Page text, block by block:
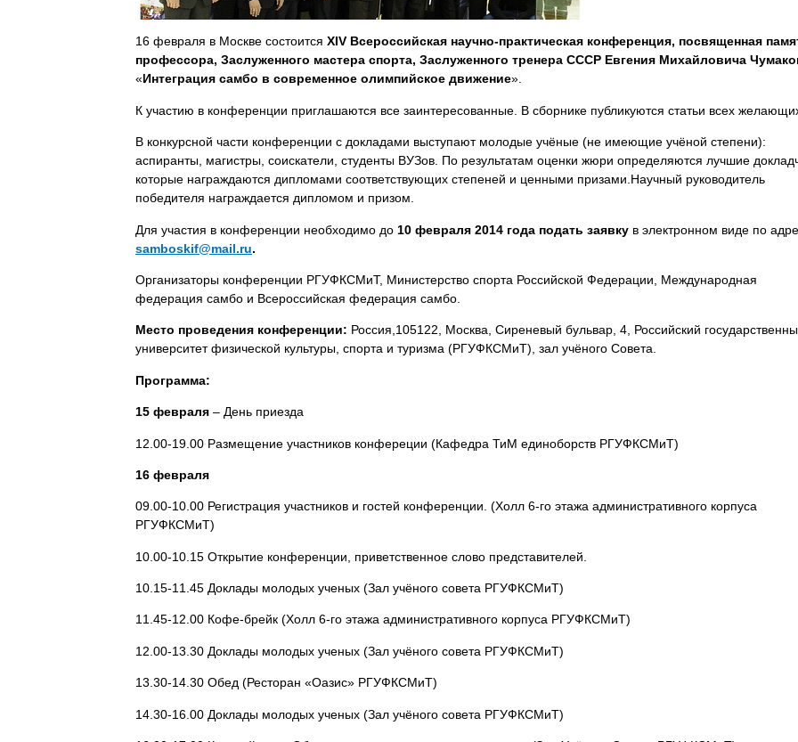
16 февраля в Москве состоится XIV Всероссийская научно-практическая конференция, посвященная
профессора, Заслуженного мастера спорта, Заслуженного тренера СССР Евгения Михайловича
«Интеграция самбо в современное олимпийское движение».
К участию в конференции приглашаются все заинтересованные. В сборнике публикуются статьи всех
В конкурсной части конференции с докладами выступают молодые учёные (не имеющие учёной степени):
аспиранты, магистры, соискатели, студенты ВУЗов. По результатам оценки жюри определяются лучшие
которые награждаются дипломами соответствующих степеней и ценными призами. Научный руководитель
победителя награждается дипломом и призом.
Для участия в конференции необходимо до 10 февраля 2014 года подать заявку в электронном виде по
samboskif@mail.ru.
Организаторы конференции РГУФКСМиТ, Министерство спорта Российской Федерации,
Международная
федерация самбо и Всероссийская федерация самбо.
Место проведения конференции: Россия,105122, Москва, Сиреневый бульвар, 4, Российский
университет физической культуры, спорта и туризма (РГУФКСМиТ), зал учёного Совета.
Программа:
15 февраля – День приезда
12.00-19.00 Размещение участников конфереции (Кафедра ТиМ единоборств РГУФКСМиТ)
16 февраля
09.00-10.00 Регистрация участников и гостей конференции. (Холл 6-го этажа административного корпуса
РГУФКСМиТ)
10.00-10.15 Открытие конференции, приветственное слово представителей.
10.15-11.45 Доклады молодых ученых (Зал учёного совета РГУФКСМиТ)
11.45-12.00 Кофе-брейк (Холл 6-го этажа административного корпуса РГУФКСМиТ)
12.00-13.30 Доклады молодых ученых (Зал учёного совета РГУФКСМиТ)
13.30-14.30 Обед (Ресторан «Оазис» РГУФКСМиТ)
14.30-16.00 Доклады молодых ученых (Зал учёного совета РГУФКСМиТ)